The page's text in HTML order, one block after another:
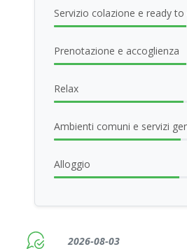
2026-08-03
Servizio colazione e ready
Prenotazione e accoglienza
Relax
Ambienti comuni e servizi
Alloggio